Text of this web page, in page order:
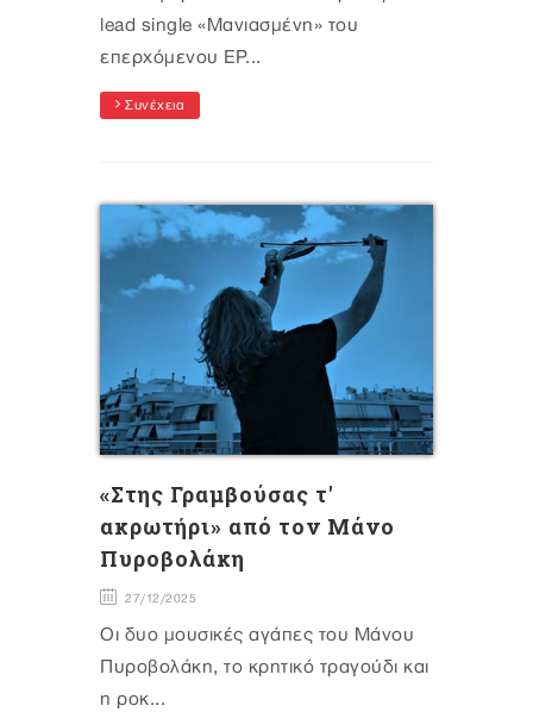
lead single «Μανιασμένη» του
επερχόμενου EP...
Συνέχεια
«Στης Γραμβούσας τ'
ακρωτήρι» από τον Μάνο
Πυροβολάκη
27/12/2025
Οι δυο μουσικές αγάπες του Μάνου
Πυροβολάκη, το κρητικό τραγούδι και
η ροκ...